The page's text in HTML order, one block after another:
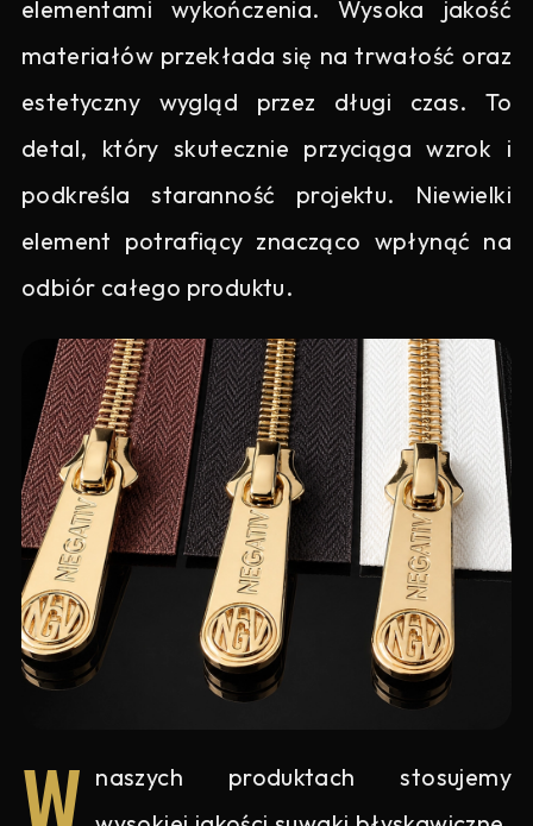
elementami wykończenia. Wysoka jakość
materiałów przekłada się na trwałość oraz
estetyczny wygląd przez długi czas. To
detal, który skutecznie przyciąga wzrok i
podkreśla staranność projektu. Niewielki
element potrafiący znacząco wpłynąć na
odbiór całego produktu.
W naszych produktach stosujemy